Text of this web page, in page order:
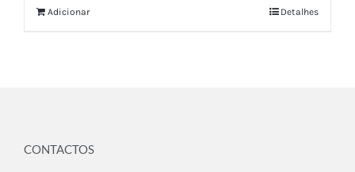
Adicionar Detalhes
CONTACTOS